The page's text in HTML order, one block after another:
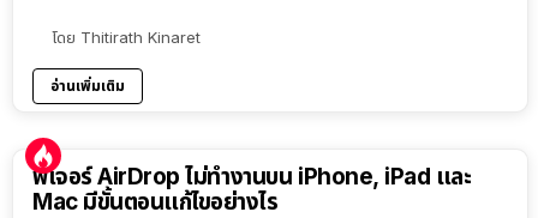
โดย Thitirath Kinaret
อ่านเพิ่มเติม
ฟีเจอร์ AirDrop ไม่ทำงานบน iPhone, iPad และ
Mac มีขั้นตอนแก้ไขอย่างไร